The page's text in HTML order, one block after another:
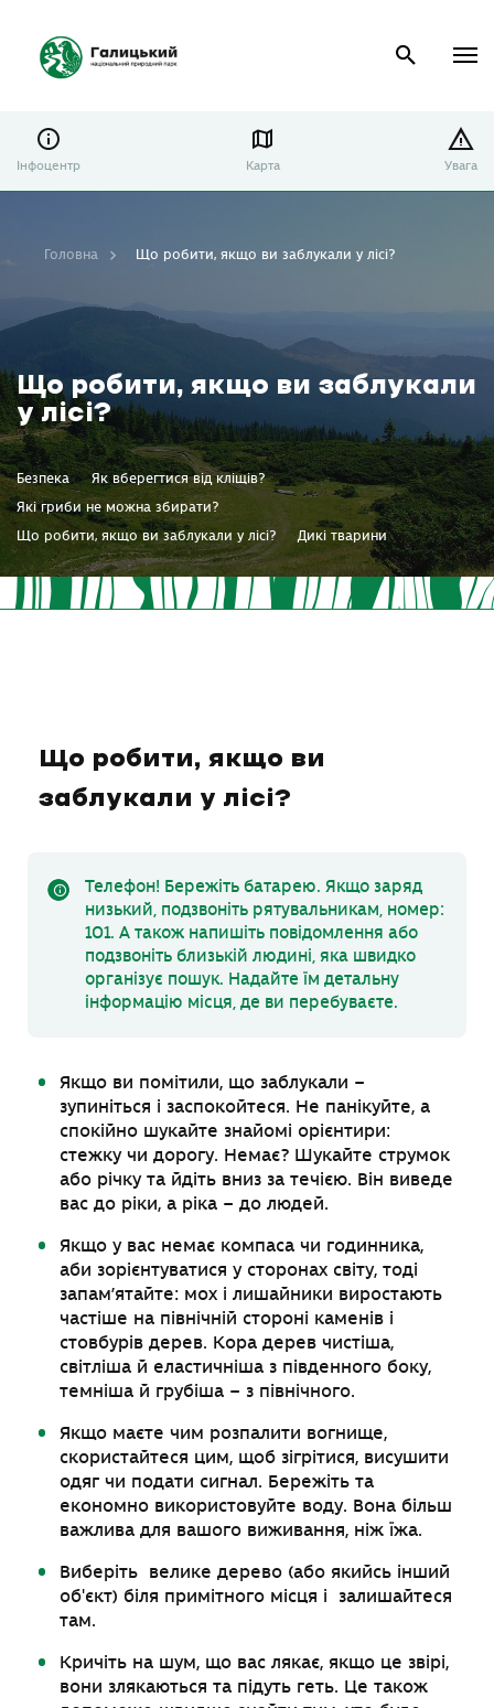
Інфоцентр Карта Увага
Що робити, якщо ви заблукали
у лісі?
Головна Що робити, якщо ви заблукали у лісі?
Безпека
Як вберегтися від кліщів?
Які гриби не можна збирати?
Що робити, якщо ви заблукали у лісі?
Дикі тварини
Що робити, якщо ви
заблукали у лісі?
Телефон! Бережіть батарею. Якщо заряд
низький, подзвоніть рятувальникам, номер:
101. А також напишіть повідомлення або
подзвоніть близькій людині, яка швидко
організує пошук. Надайте їм детальну
інформацію місця, де ви перебуваєте.
Якщо ви помітили, що заблукали –
зупиніться і заспокойтеся. Не панікуйте, а
спокійно шукайте знайомі орієнтири:
стежку чи дорогу. Немає? Шукайте струмок
або річку та йдіть вниз за течією. Він виведе
вас до ріки, а ріка – до людей.
Якщо у вас немає компаса чи годинника,
аби зорієнтуватися у сторонах світу, тоді
запам’ятайте: мох і лишайники виростають
частіше на північній стороні каменів і
стовбурів дерев. Кора дерев чистіша,
світліша й еластичніша з південного боку,
темніша й грубіша – з північного.
Якщо маєте чим розпалити вогнище,
скористайтеся цим, щоб зігрітися, висушити
одяг чи подати сигнал. Бережіть та
економно використовуйте воду. Вона більш
важлива для вашого виживання, ніж їжа.
Виберіть велике дерево (або якийсь інший
об'єкт) біля примітного місця і залишайтеся
там.
Кричіть на шум, що вас лякає, якщо це звірі,
вони злякаються та підуть геть. Це також